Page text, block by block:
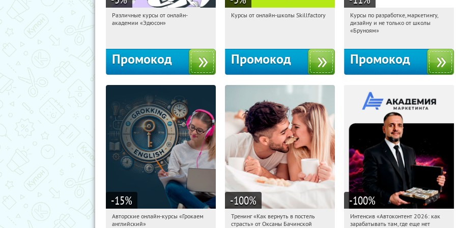
18:15:01 Получили:
Различные курсы от онлайн-
академии «Эдюсон»
Промокод
18:15:01
Получи первым!
Курсы от онлайн-школы Skillfactory
Промокод
18:15:01
Получи первым!
Россия
Курсы по разработке, маркетингу,
дизайну и не только от школы
«Бруноям»
Промокод
-15%
18:15:01 Получили:
Авторские онлайн-курсы «Грокаем
английский»
-100%
18:15:01 Получили:
Тренинг «Как вернуть в постель
страсть» от Оксаны Бачинской
-100%
18:15:01 Получили:
Интенсив «Автоконтент 2026: как
зарабатывать там, где еще нет